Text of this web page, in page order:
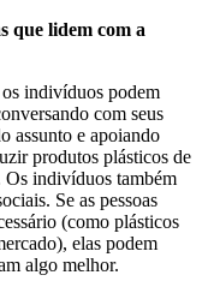
que lidem com a
indivíduos podem
com seus
assunto e apoiando
produtos plásticos de
Os indivíduos também
Se as pessoas
(como plásticos
elas podem
algo melhor.